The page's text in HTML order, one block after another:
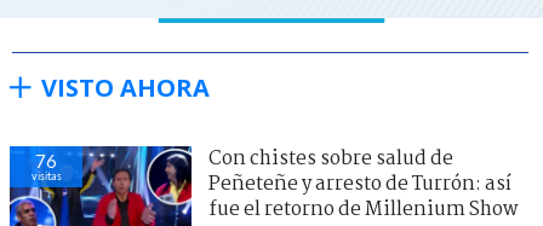
VISTO AHORA
76
visitas
Con chistes sobre salud de
Peñeteñe y arresto de Turrón: así
fue el retorno de Millenium Show